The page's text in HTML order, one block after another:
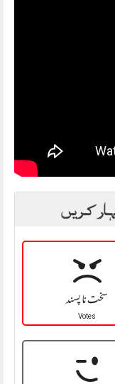
کریں
سخت نا پسند
Votes